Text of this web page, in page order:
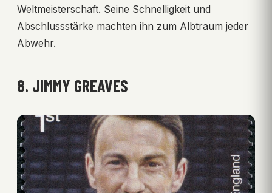
Weltmeisterschaft. Seine Schnelligkeit und
Abschlussstärke machten ihn zum Albtraum jeder
Abwehr.
8. JIMMY GREAVES